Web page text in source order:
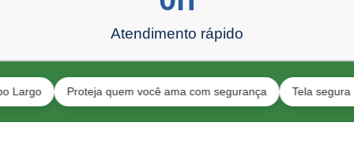
Atendimento rápido
Proteja quem você ama com segurança Tela segura para